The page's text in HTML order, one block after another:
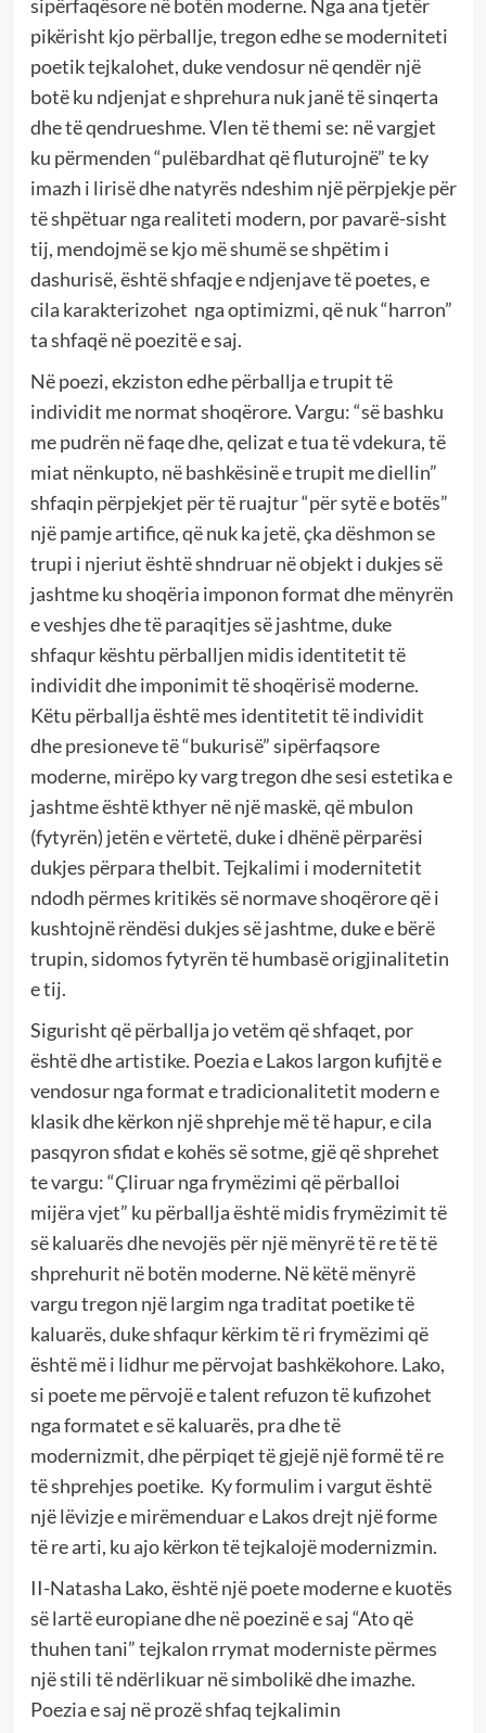
sipërfaqësore në botën moderne. Nga ana tjetër
pikërisht kjo përballje, tregon edhe se moderniteti
poetik tejkalohet, duke vendosur në qendër një
botë ku ndjenjat e shprehura nuk janë të sinqerta
dhe të qendrueshme. Vlen të themi se: në vargjet
ku përmenden “pulëbardhat që fluturojnë” te ky
imazh i lirisë dhe natyrës ndeshim një përpjekje për
të shpëtuar nga realiteti modern, por pavarë-sisht
tij, mendojmë se kjo më shumë se shpëtim i
dashurisë, është shfaqje e ndjenjave të poetes, e
cila karakterizohet nga optimizmi, që nuk “harron”
ta shfaqë në poezitë e saj.
Në poezi, ekziston edhe përballja e trupit të
individit me normat shoqërore. Vargu: “së bashku
me pudrën në faqe dhe, qelizat e tua të vdekura, të
miat nënkupto, në bashkësinë e trupit me diellin”
shfaqin përpjekjet për të ruajtur “për sytë e botës”
një pamje artifice, që nuk ka jetë, çka dëshmon se
trupi i njeriut është shndruar në objekt i dukjes së
jashtme ku shoqëria imponon format dhe mënyrën
e veshjes dhe të paraqitjes së jashtme, duke
shfaqur kështu përballjen midis identitetit të
individit dhe imponimit të shoqërisë moderne.
Këtu përballja është mes identitetit të individit
dhe presioneve të “bukurisë” sipërfaqsore
moderne, mirëpo ky varg tregon dhe sesi estetika e
jashtme është kthyer në një maskë, që mbulon
(fytyrën) jetën e vërtetë, duke i dhënë përparësi
dukjes përpara thelbit. Tejkalimi i modernitetit
ndodh përmes kritikës së normave shoqërore që i
kushtojnë rëndësi dukjes së jashtme, duke e bërë
trupin, sidomos fytyrën të humbasë origjinalitetin
e tij.
Sigurisht që përballja jo vetëm që shfaqet, por
është dhe artistike. Poezia e Lakos largon kufijtë e
vendosur nga format e tradicionalitetit modern e
klasik dhe kërkon një shprehje më të hapur, e cila
pasqyron sfidat e kohës së sotme, gjë që shprehet
te vargu: “Çliruar nga frymëzimi që përballoi
mijëra vjet” ku përballja është midis frymëzimit të
së kaluarës dhe nevojës për një mënyrë të re të të
shprehurit në botën moderne. Në këtë mënyrë
vargu tregon një largim nga traditat poetike të
kaluarës, duke shfaqur kërkim të ri frymëzimi që
është më i lidhur me përvojat bashkëkohore. Lako,
si poete me përvojë e talent refuzon të kufizohet
nga formatet e së kaluarës, pra dhe të
modernizmit, dhe përpiqet të gjejë një formë të re
të shprehjes poetike. Ky formulim i vargut është
një lëvizje e mirëmenduar e Lakos drejt një forme
të re arti, ku ajo kërkon të tejkalojë modernizmin.
II-Natasha Lako, është një poete moderne e kuotës
së lartë europiane dhe në poezinë e saj “Ato që
thuhen tani” tejkalon rrymat moderniste përmes
një stili të ndërlikuar në simbolikë dhe imazhe.
Poezia e saj në prozë shfaq tejkalimin